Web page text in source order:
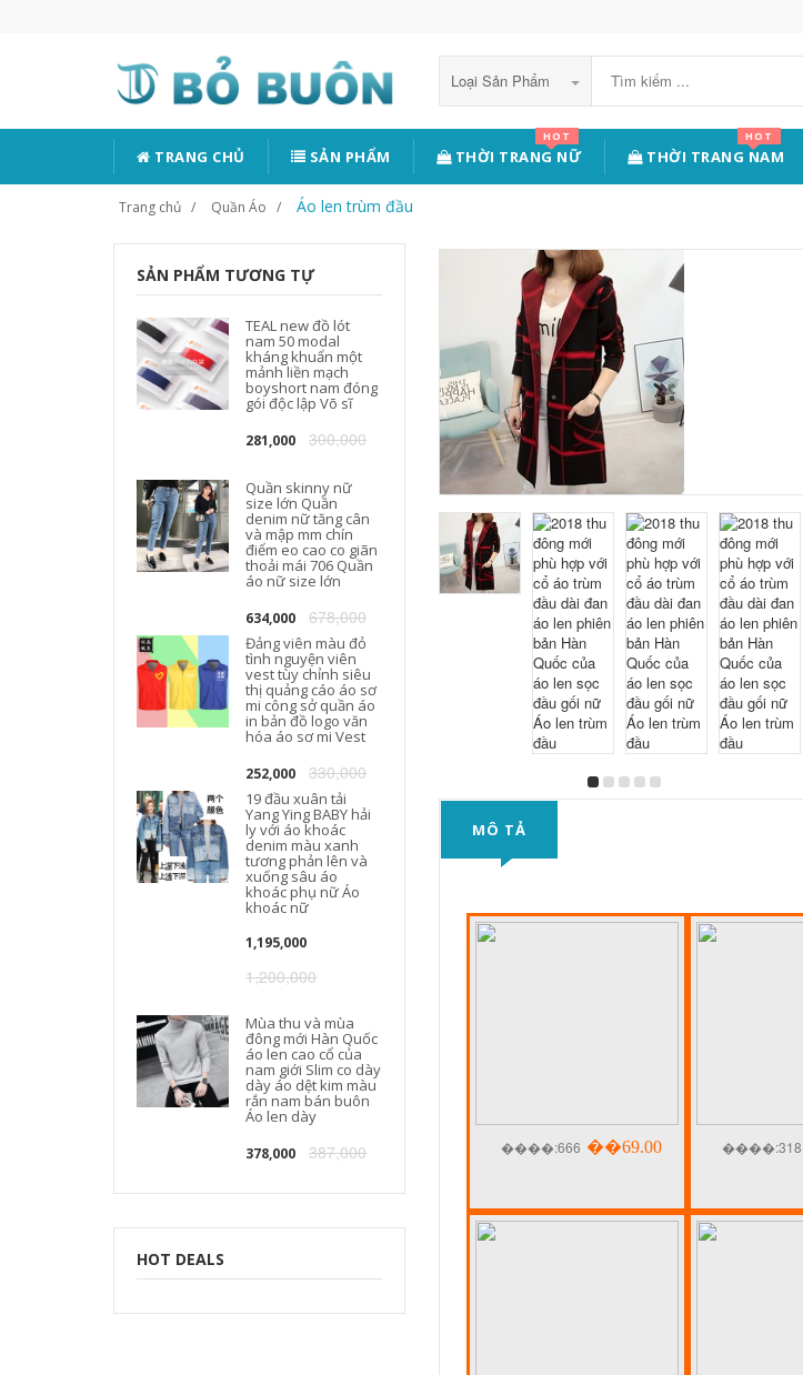
Loại Sản Phẩm
TRANG CHỦ SẢN PHẨM THỜI TRANG NỮ
HOT
THỜI TRANG NAM
HOT
Trang chủ Quần Áo Áo len trùm đầu
SẢN PHẨM TƯƠNG TỰ
TEAL new đồ lót
nam 50 modal
kháng khuẩn một
mảnh liền mạch
boyshort nam đóng
gói độc lập Võ sĩ
281,000 300,000
Quần skinny nữ
size lớn Quần
denim nữ tăng cân
và mập mm chín
điểm eo cao co giãn
thoải mái 706 Quần
áo nữ size lớn
634,000 678,000
Đảng viên màu đỏ
tình nguyện viên
vest tùy chỉnh siêu
thị quảng cáo áo sơ
mi công sở quần áo
in bản đồ logo văn
hóa áo sơ mi Vest
252,000 330,000
19 đầu xuân tải
Yang Ying BABY hải
ly với áo khoác
denim màu xanh
tương phản lên và
xuống sâu áo
khoác phụ nữ Áo
khoác nữ
1,195,000
1,200,000
Mùa thu và mùa
đông mới Hàn Quốc
áo len cao cổ của
nam giới Slim co dày
dày áo dệt kim màu
rắn nam bán buôn
Áo len dày
378,000 387,000
HOT DEALS
MÔ TẢ
����:666 ��69.00 ����:318